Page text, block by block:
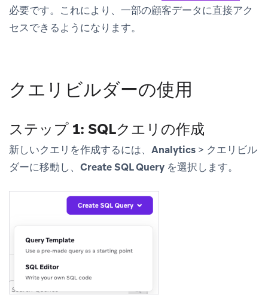
必要です。これにより、一部の顧客データに直接アク
セスできるようになります。
クエリビルダーの使用
ステップ 1: SQLクエリの作成
新しいクエリを作成するには、 Analytics > クエリビル
ダーに移動し、 Create SQL Query を選択します。